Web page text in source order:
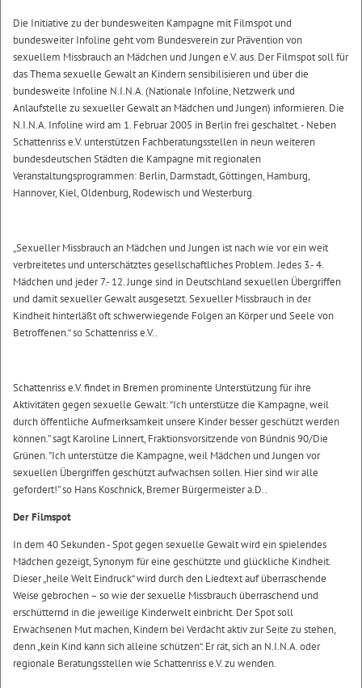
Die Initiative zu der bundesweiten Kampagne mit Filmspot und
bundesweiter Infoline geht vom Bundesverein zur Prävention von
sexuellem Missbrauch an Mädchen und Jungen e.V. aus. Der Filmspot soll für
das Thema sexuelle Gewalt an Kindern sensibilisieren und über die
bundesweite Infoline N.I.N.A. (Nationale Infoline, Netzwerk und
Anlaufstelle zu sexueller Gewalt an Mädchen und Jungen) informieren. Die
N.I.N.A. Infoline wird am 1. Februar 2005 in Berlin frei geschaltet. - Neben
Schattenriss e.V. unterstützen Fachberatungsstellen in neun weiteren
bundesdeutschen Städten die Kampagne mit regionalen
Veranstaltungsprogrammen: Berlin, Darmstadt, Göttingen, Hamburg,
Hannover, Kiel, Oldenburg, Rodewisch und Westerburg.
„Sexueller Missbrauch an Mädchen und Jungen ist nach wie vor ein weit
verbreitetes und unterschätztes gesellschaftliches Problem. Jedes 3.- 4.
Mädchen und jeder 7.- 12. Junge sind in Deutschland sexuellen Übergriffen
und damit sexueller Gewalt ausgesetzt. Sexueller Missbrauch in der
Kindheit hinterläßt oft schwerwiegende Folgen an Körper und Seele von
Betroffenen.“ so Schattenriss e.V..
Schattenriss e.V. findet in Bremen prominente Unterstützung für ihre
Aktivitäten gegen sexuelle Gewalt: “Ich unterstütze die Kampagne, weil
durch öffentliche Aufmerksamkeit unsere Kinder besser geschützt werden
können.” sagt Karoline Linnert, Fraktionsvorsitzende von Bündnis 90/Die
Grünen. "Ich unterstütze die Kampagne, weil Mädchen und Jungen vor
sexuellen Übergriffen geschützt aufwachsen sollen. Hier sind wir alle
gefordert!” so Hans Koschnick, Bremer Bürgermeister a.D..
Der Filmspot
In dem 40 Sekunden - Spot gegen sexuelle Gewalt wird ein spielendes
Mädchen gezeigt, Synonym für eine geschützte und glückliche Kindheit.
Dieser „heile Welt Eindruck“ wird durch den Liedtext auf überraschende
Weise gebrochen – so wie der sexuelle Missbrauch überraschend und
erschütternd in die jeweilige Kinderwelt einbricht. Der Spot soll
Erwachsenen Mut machen, Kindern bei Verdacht aktiv zur Seite zu stehen,
denn „kein Kind kann sich alleine schützen“. Er rät, sich an N.I.N.A. oder
regionale Beratungsstellen wie Schattenriss e.V. zu wenden.